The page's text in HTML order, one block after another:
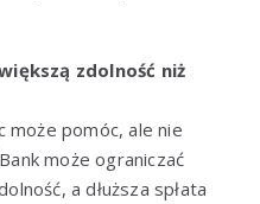
zdolność niż
może pomóc, ale nie
może ograniczać
a dłuższa spłata